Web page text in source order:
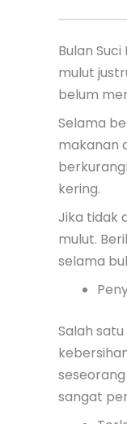
Bulan
mulut
belum
Selama
makanan
kering.
Jika tidak
mulut.
selama
Salah
sangat